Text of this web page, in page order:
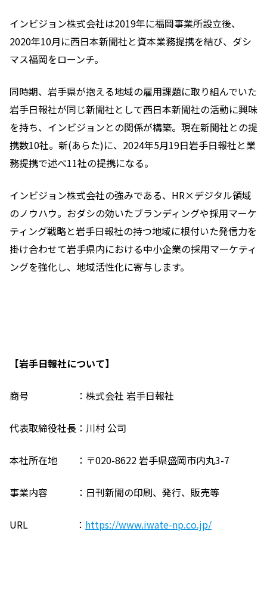
インビジョン株式会社は2019年に福岡事業所設立後、
2020年10月に西日本新聞社と資本業務提携を結び、ダシ
マス福岡をローンチ。
同時期、岩手県が抱える地域の雇用課題に取り組んでいた
岩手日報社が同じ新聞社として西日本新聞社の活動に興味
を持ち、インビジョンとの関係が構築。現在新聞社との提
携数10社。新(あらた)に、2024年5月19日岩手日報社と業
務提携で述べ11社の提携になる。
インビジョン株式会社の強みである、HR×デジタル領域
のノウハウ。おダシの効いたブランディングや採用マーケ
ティング戦略と岩手日報社の持つ地域に根付いた発信力を
掛け合わせて岩手県内における中小企業の採用マーケティ
ングを強化し、地域活性化に寄与します。
【岩手日報社について】
商号 ：株式会社 岩手日報社
代表取締役社長：川村 公司
本社所在地 ：〒020-8622 岩手県盛岡市内丸3-7
事業内容 ：日刊新聞の印刷、発行、販売等
URL ： https://www.iwate-np.co.jp/